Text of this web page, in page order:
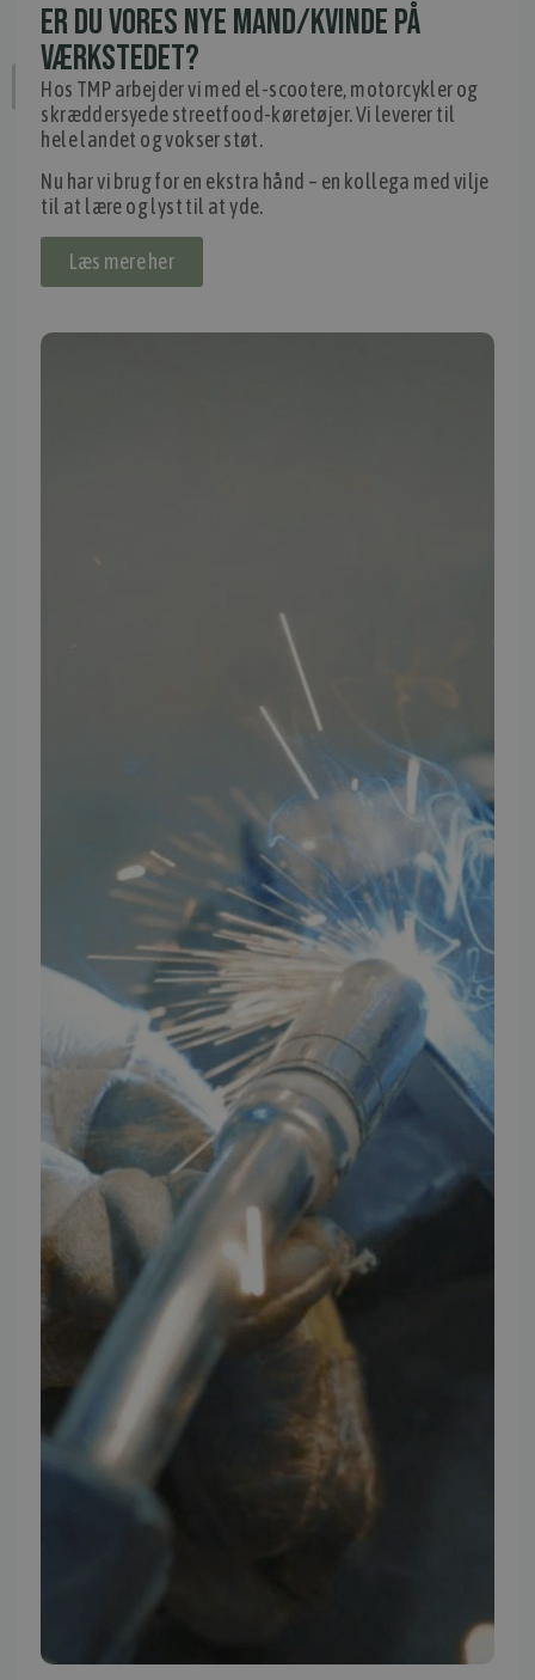
Fortryd dit køb
IMPORTØR
Alle mærker og modeller på tmp.dk importeres i Danmark af:
Thomas Møller Pedersen Aps.
Elmevej 18, Glyngøre 7870 Roslev
Ansøg om at blive forhandler
Energiberegner
TMP Historie
Cookie og Privatlivspolitik
Salgs- og leveringsbetingelser
Vores brands
Mandag - Torsdag
09:00 - 16:00
09:00 - 15:30
Lukket
FØLG TMP
Facebook
Youtube
Instagram
TMP BRAND SHOPS
ER DU VORES NYE MAND/KVINDE PÅ
VÆRKSTEDET?
Hos TMP arbejder vi med el-scootere, motorcykler og
skræddersyede streetfood-køretøjer. Vi leverer til
hele landet og vokser støt.
Nu har vi brug for en ekstra hånd – en kollega med vilje
til at lære og lyst til at yde.
Læs mere her